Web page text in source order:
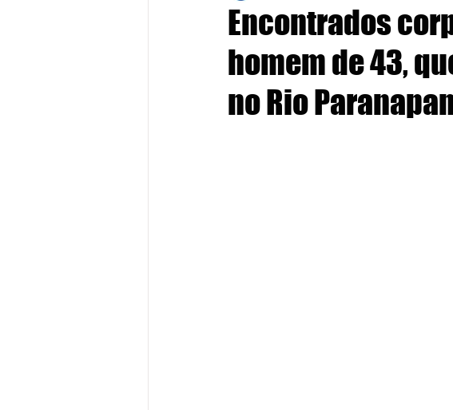
Encontrados
homem de 43,
no Rio